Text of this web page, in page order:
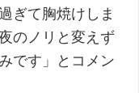
ぎて胸焼けしま
のノリと変えず
です」とコメン